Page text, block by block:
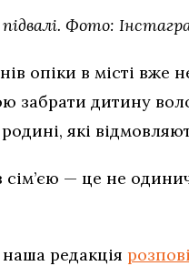
Фото:
опіки в місті
забрати дитину
які
— це не
редакція